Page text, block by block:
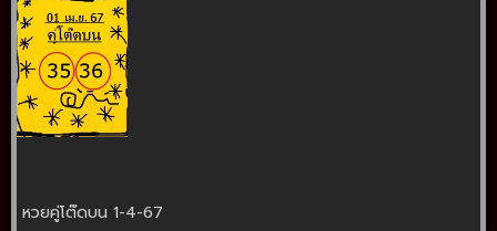
หวยคู่โต๊ดบน 1-4-67